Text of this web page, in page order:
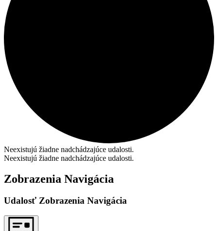
Neexistujú žiadne nadchádzajúce udalosti.
Neexistujú žiadne nadchádzajúce udalosti.
Zobrazenia Navigácia
Udalosť Zobrazenia Navigácia